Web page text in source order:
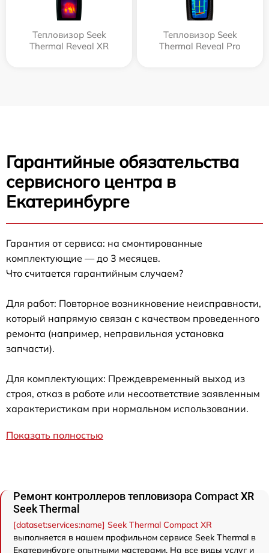
Тепловизор Seek
Thermal Reveal XR
Тепловизор Seek
Thermal Reveal Pro
Гарантийные обязательства
сервисного центра в
Екатеринбурге
Гарантия от сервиса: на смонтированные
комплектующие — до 3 месяцев.
Что считается гарантийным случаем?
Для работ: Повторное возникновение неисправности,
который напрямую связан с качеством проведенного
ремонта (например, неправильная установка
запчасти).
Для комплектующих: Преждевременный выход из
строя, отказ в работе или несоответствие заявленным
характеристикам при нормальном использовании.
Показать полностью
Ремонт контроллеров тепловизора Compact XR
Seek Thermal
[dataset:services:name] Seek Thermal Compact XR
выполняется в нашем профильном сервисе Seek Thermal в
Екатеринбурге опытными мастерами. На все виды услуг и